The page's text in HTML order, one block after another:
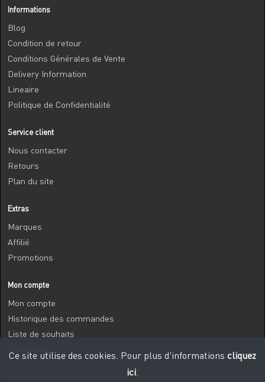
Informations
Blog
Condition de retour
Conditions Générales de Vente
Delivery Information
Lineaire
Politique de Confidentialité
Service client
Nous contacter
Retours
Plan du site
Extras
Marques
Affilié
Promotions
Mon compte
Mon compte
Historique des commandes
Liste de souhaits
Ce site utilise des cookies. Pour plus d'informations cliquez
ici.